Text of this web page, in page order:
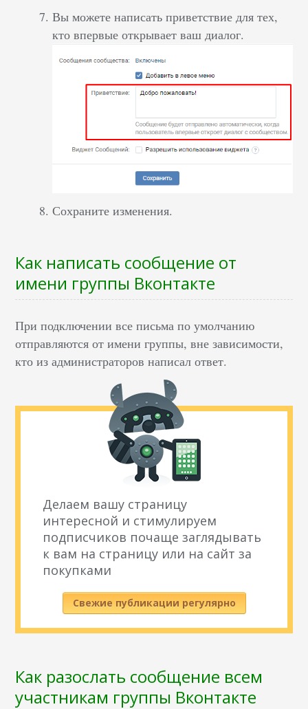
Вы можете написать приветствие для тех,
кто впервые открывает ваш диалог.
Сохраните изменения.
Как написать сообщение от
имени группы Вконтакте
При подключении все письма по умолчанию
отправляются от имени группы, вне зависимости,
кто из администраторов написал ответ.
Делаем вашу страницу
интересной и стимулируем
подписчиков почаще заглядывать
к вам на страницу или на сайт за
покупками
Свежие публикации регулярно
Как разослать сообщение всем
участникам группы Вконтакте